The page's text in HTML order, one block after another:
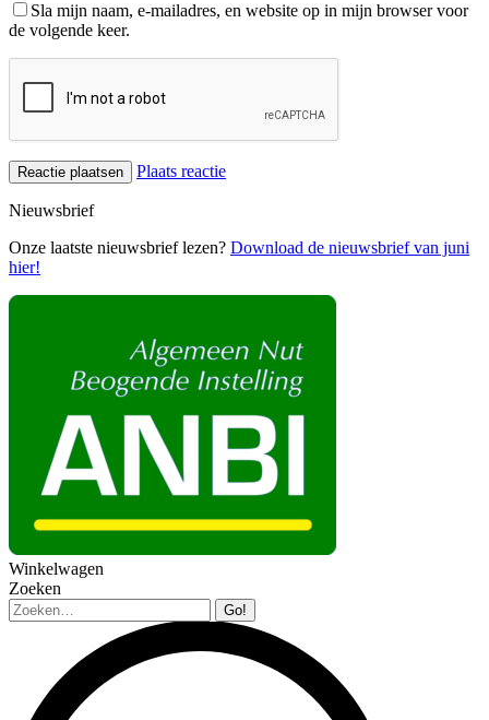
Sla mijn naam, e-mailadres, en website op in mijn browser voor
de volgende keer.
Plaats reactie
Nieuwsbrief
Onze laatste nieuwsbrief lezen? Download de nieuwsbrief van juni
hier!
Winkelwagen
Zoeken
Zoeken: